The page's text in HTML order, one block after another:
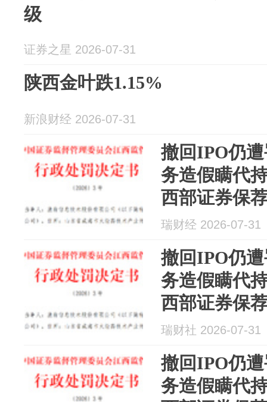
级
证券之星 2026-07-31
陕西金叶跌1.15%
新浪财经 2026-07-31
撤回IPO仍
务造假瞒代
西部证券保
瑞财经 2026-07-31
撤回IPO仍
务造假瞒代
西部证券保
瑞财社 2026-07-31
撤回IPO仍
务造假瞒代